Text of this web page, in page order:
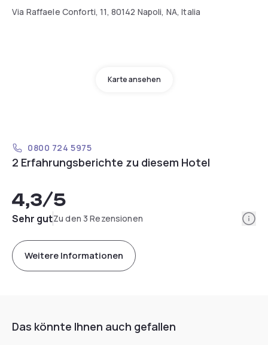
Via Raffaele Conforti, 11, 80142 Napoli, NA, Italia
Karte ansehen
0800 724 5975
2 Erfahrungsberichte zu diesem Hotel
4,3/5
Sehr gutZu den 3 Rezensionen
Weitere Informationen
Das könnte Ihnen auch gefallen